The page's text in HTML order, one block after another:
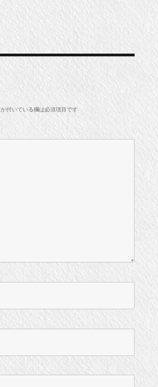
が付いている欄は必須項目です